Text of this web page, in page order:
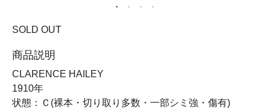
SOLD OUT
商品説明
CLARENCE HAILEY
1910年
状態：Ｃ(裸本・切り取り多数・一部シミ強・傷有)